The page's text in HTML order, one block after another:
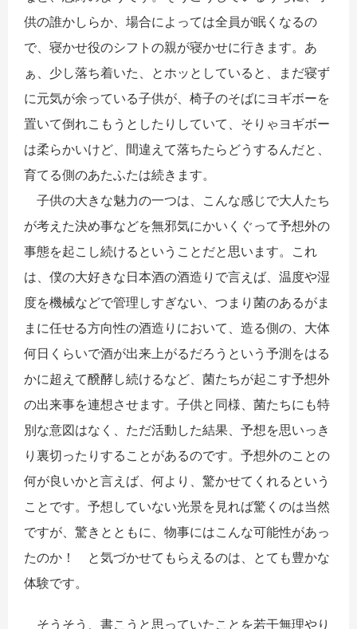
供の誰かしらか、場合によっては全員が眠くなるの
で、寝かせ役のシフトの親が寝かせに行きます。あ
ぁ、少し落ち着いた、とホッとしていると、まだ寝ず
に元気が余っている子供が、椅子のそばにヨギボーを
置いて倒れこもうとしたりしていて、そりゃヨギボー
は柔らかいけど、間違えて落ちたらどうするんだと、
育てる側のあたふたは続きます。
子供の大きな魅力の一つは、こんな感じで大人たち
が考えた決め事などを無邪気にかいくぐって予想外の
事態を起こし続けるということだと思います。これ
は、僕の大好きな日本酒の酒造りで言えば、温度や湿
度を機械などで管理しすぎない、つまり菌のあるがま
まに任せる方向性の酒造りにおいて、造る側の、大体
何日くらいで酒が出来上がるだろうという予測をはる
かに超えて醗酵し続けるなど、菌たちが起こす予想外
の出来事を連想させます。子供と同様、菌たちにも特
別な意図はなく、ただ活動した結果、予想を思いっき
り裏切ったりすることがあるのです。予想外のことの
何が良いかと言えば、何より、驚かせてくれるという
ことです。予想していない光景を見れば驚くのは当然
ですが、驚きとともに、物事にはこんな可能性があっ
たのか！ と気づかせてもらえるのは、とても豊かな
体験です。
そうそう、書こうと思っていたことを若干無理やり